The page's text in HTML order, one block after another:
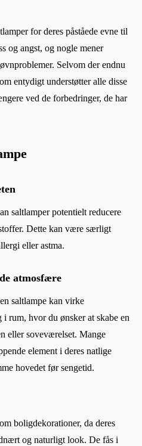
for deres påståede evne til
og angst, og nogle mener
Selvom der endnu
entydigt understøtter alle disse
ved de forbedringer, de har
saltlamper potentielt reducere
Dette kan være særligt
eller astma.
atmosfære
saltlampe kan virke
rum, hvor du ønsker at skabe en
eller soveværelset. Mange
element i deres natlige
hovedet før sengetid.
boligdekorationer, da deres
og naturligt look. De fås i